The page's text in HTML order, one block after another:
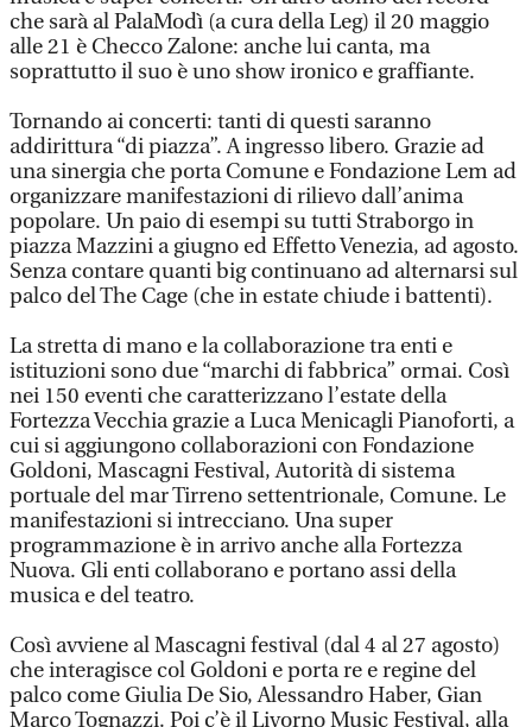
che sarà al PalaModì (a cura della Leg) il 20 maggio
alle 21 è Checco Zalone: anche lui canta, ma
soprattutto il suo è uno show ironico e graffiante.
Tornando ai concerti: tanti di questi saranno
addirittura “di piazza”. A ingresso libero. Grazie ad
una sinergia che porta Comune e Fondazione Lem ad
organizzare manifestazioni di rilievo dall’anima
popolare. Un paio di esempi su tutti Straborgo in
piazza Mazzini a giugno ed Effetto Venezia, ad agosto.
Senza contare quanti big continuano ad alternarsi sul
palco del The Cage (che in estate chiude i battenti).
La stretta di mano e la collaborazione tra enti e
istituzioni sono due “marchi di fabbrica” ormai. Così
nei 150 eventi che caratterizzano l’estate della
Fortezza Vecchia grazie a Luca Menicagli Pianoforti, a
cui si aggiungono collaborazioni con Fondazione
Goldoni, Mascagni Festival, Autorità di sistema
portuale del mar Tirreno settentrionale, Comune. Le
manifestazioni si intrecciano. Una super
programmazione è in arrivo anche alla Fortezza
Nuova. Gli enti collaborano e portano assi della
musica e del teatro.
Così avviene al Mascagni festival (dal 4 al 27 agosto)
che interagisce col Goldoni e porta re e regine del
palco come Giulia De Sio, Alessandro Haber, Gian
Marco Tognazzi. Poi c’è il Livorno Music Festival, alla